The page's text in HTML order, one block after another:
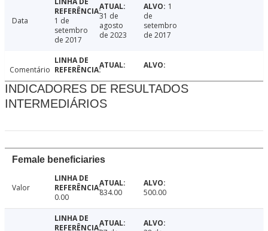
Data
1 de
setembro
de 2017
31 de
agosto
de 2023
1
de
setembro
de 2017
Comentário
INDICADORES DE RESULTADOS
INTERMEDIÁRIOS
Female beneficiaries
Valor
0.00
834.00 500.00